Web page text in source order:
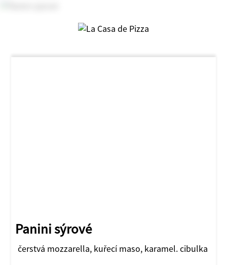
Panini sýrové
čerstvá mozzarella, kuřecí maso, karamel. cibulka